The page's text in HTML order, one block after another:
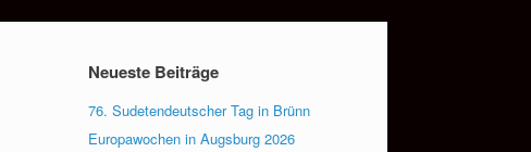
Neueste Beiträge
76. Sudetendeutscher Tag in Brünn
Europawochen in Augsburg 2026